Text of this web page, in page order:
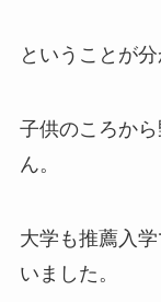
ということが分
子供のころか
ん。
大学も推薦入
いました。